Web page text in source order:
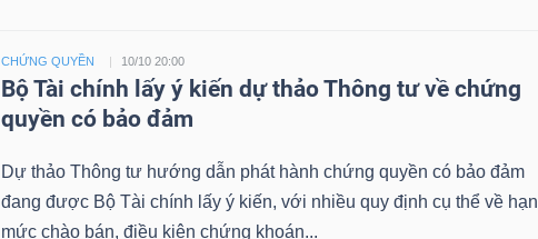
CHỨNG QUYỀN 10/10 20:00
Bộ Tài chính lấy ý kiến dự thảo Thông tư về chứng
quyền có bảo đảm
Dự thảo Thông tư hướng dẫn phát hành chứng quyền có bảo đảm
đang được Bộ Tài chính lấy ý kiến, với nhiều quy định cụ thể về hạn
mức chào bán, điều kiện chứng khoán...